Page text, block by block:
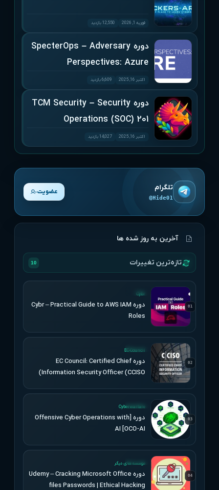
تلگرام
@Hide01
عضویت
آخرین به روز شده ها
تازه‌ترین تغییرات 10
01
UPDATED
Cybr
دوره Cybr – Practical Guide to AWS IAM
Roles
02
UPDATED
EC-Council
دوره EC Council: Certified Chief
Information Security Officer (CCISO)
03
UPDATED
Cyberwarfare
دوره [Offensive Cyber Operations with
AI [OCO-AI
04
موسسه های دیگر
دوره Udemy – Cracking Microsoft Office
files Passwords | Ethical Hacking
فوریه 1, 2026 12,550 بازدید
دوره SpecterOps – Adversary
Perspectives: Azure
اکتبر 16, 2025 6,609 بازدید
دوره TCM Security – Security
Operations (SOC) 201
اکتبر 16, 2025 14,027 بازدید